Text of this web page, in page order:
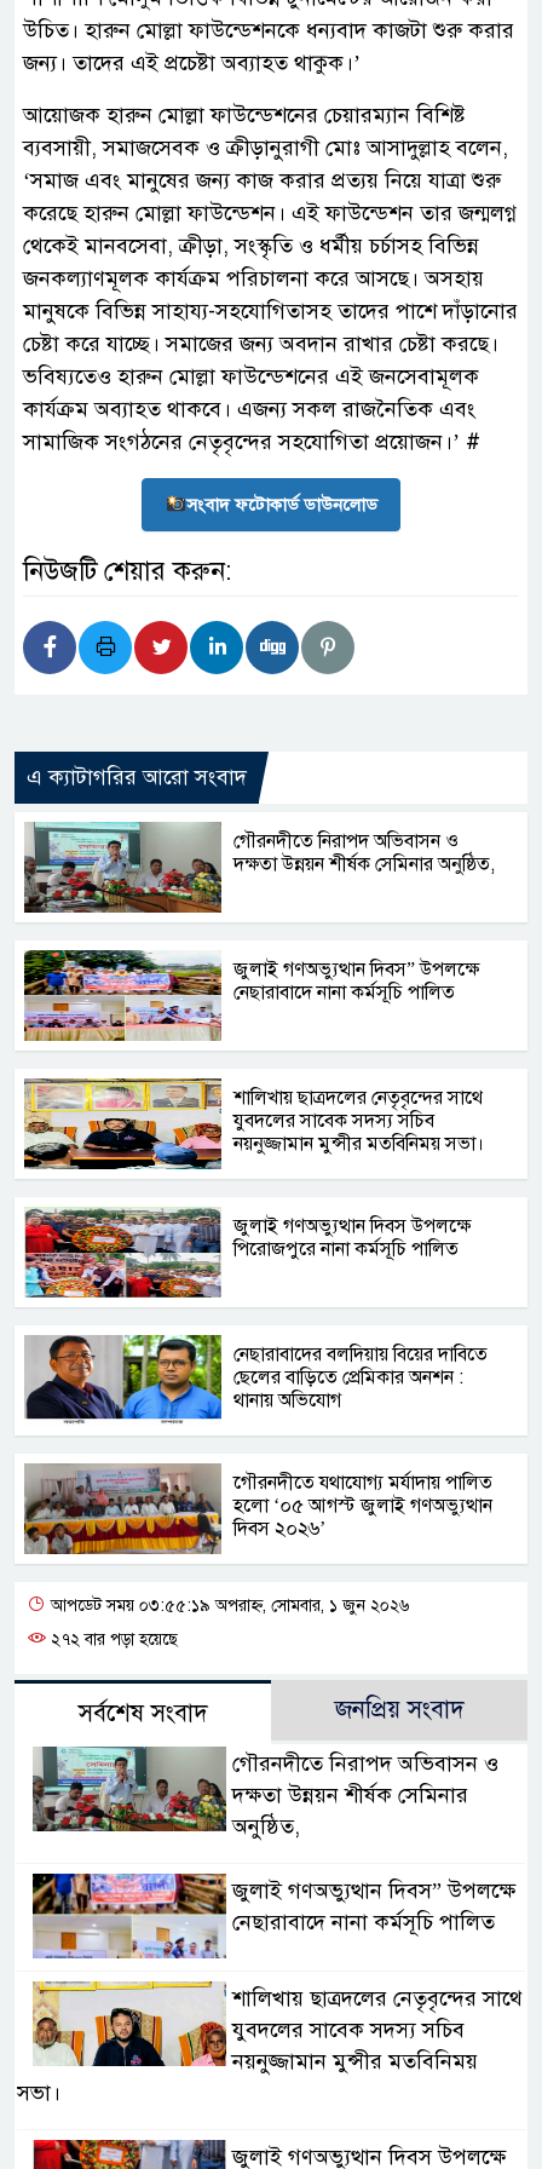
উচিত। হারুন মোল্লা ফাউন্ডেশনকে ধন্যবাদ কাজটা শুরু করার
জন্য। তাদের এই প্রচেষ্টা অব্যাহত থাকুক।’
আয়োজক হারুন মোল্লা ফাউন্ডেশনের চেয়ারম্যান বিশিষ্ট
ব্যবসায়ী, সমাজসেবক ও ক্রীড়ানুরাগী মোঃ আসাদুল্লাহ বলেন,
‘সমাজ এবং মানুষের জন্য কাজ করার প্রত্যয় নিয়ে যাত্রা শুরু
করেছে হারুন মোল্লা ফাউন্ডেশন। এই ফাউন্ডেশন তার জন্মলগ্ন
থেকেই মানবসেবা, ক্রীড়া, সংস্কৃতি ও ধর্মীয় চর্চাসহ বিভিন্ন
জনকল্যাণমূলক কার্যক্রম পরিচালনা করে আসছে। অসহায়
মানুষকে বিভিন্ন সাহায্য-সহযোগিতাসহ তাদের পাশে দাঁড়ানোর
চেষ্টা করে যাচ্ছে। সমাজের জন্য অবদান রাখার চেষ্টা করছে।
ভবিষ্যতেও হারুন মোল্লা ফাউন্ডেশনের এই জনসেবামূলক
কার্যক্রম অব্যাহত থাকবে। এজন্য সকল রাজনৈতিক এবং
সামাজিক সংগঠনের নেতৃবৃন্দের সহযোগিতা প্রয়োজন।’ #
সংবাদ ফটোকার্ড ডাউনলোড
নিউজটি শেয়ার করুন:
এ ক্যাটাগরির আরো সংবাদ
গৌরনদীতে নিরাপদ অভিবাসন ও
দক্ষতা উন্নয়ন শীর্ষক সেমিনার অনুষ্ঠিত,
জুলাই গণঅভ্যুত্থান দিবস” উপলক্ষে
নেছারাবাদে নানা কর্মসূচি পালিত
শালিখায় ছাত্রদলের নেতৃবৃন্দের সাথে
যুবদলের সাবেক সদস্য সচিব
নয়নুজ্জামান মুন্সীর মতবিনিময় সভা।
জুলাই গণঅভ্যুত্থান দিবস উপলক্ষে
পিরোজপুরে নানা কর্মসূচি পালিত
নেছারাবাদের বলদিয়ায় বিয়ের দাবিতে
ছেলের বাড়িতে প্রেমিকার অনশন :
থানায় অভিযোগ
‎গৌরনদীতে যথাযোগ্য মর্যাদায় পালিত
হলো ‘০৫ আগস্ট জুলাই গণঅভ্যুত্থান
দিবস ২০২৬’ ‎
আপডেট সময় ০৩:৫৫:১৯ অপরাহ্ন, সোমবার, ১ জুন ২০২৬
২৭২ বার পড়া হয়েছে
সর্বশেষ সংবাদ জনপ্রিয় সংবাদ
গৌরনদীতে নিরাপদ অভিবাসন ও
দক্ষতা উন্নয়ন শীর্ষক সেমিনার
অনুষ্ঠিত,
জুলাই গণঅভ্যুত্থান দিবস” উপলক্ষে
নেছারাবাদে নানা কর্মসূচি পালিত
শালিখায় ছাত্রদলের নেতৃবৃন্দের সাথে
যুবদলের সাবেক সদস্য সচিব
নয়নুজ্জামান মুন্সীর মতবিনিময়
সভা।
জুলাই গণঅভ্যুত্থান দিবস উপলক্ষে